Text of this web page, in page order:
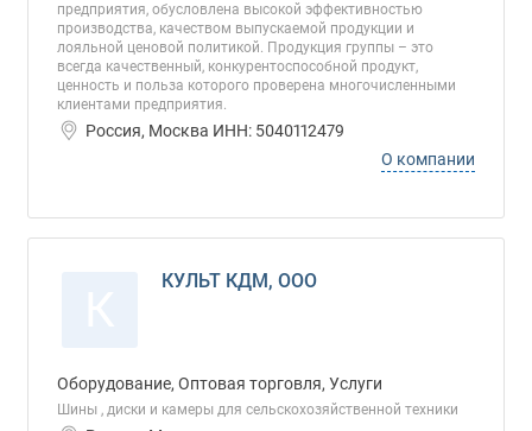
предприятия, обусловлена высокой эффективностью
производства, качеством выпускаемой продукции и
лояльной ценовой политикой. Продукция группы – это
всегда качественный, конкурентоспособной продукт,
ценность и польза которого проверена многочисленными
клиентами предприятия.
Россия, Москва ИНН: 5040112479
О компании
КУЛЬТ КДМ, ООО
Оборудование, Оптовая торговля, Услуги
Шины , диски и камеры для сельскохозяйственной техники